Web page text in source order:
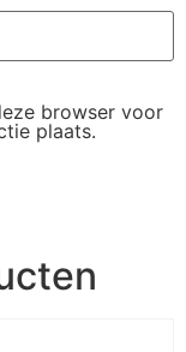
browser voor
plaats.